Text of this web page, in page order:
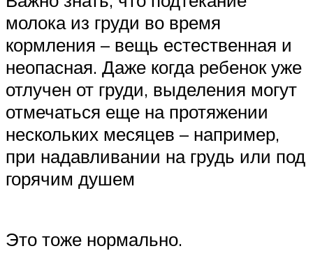
молока из груди во время
кормления – вещь естественная и
неопасная. Даже когда ребенок уже
отлучен от груди, выделения могут
отмечаться еще на протяжении
нескольких месяцев – например,
при надавливании на грудь или под
горячим душем
Это тоже нормально.